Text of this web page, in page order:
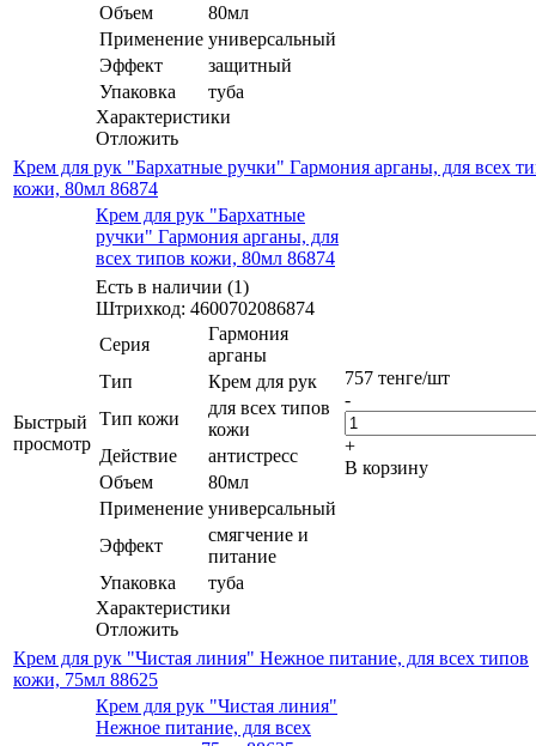
Объем
80мл
Применение универсальный
Эффект
защитный
Упаковка
туба
Характеристики
Отложить
Крем для рук "Бархатные ручки" Гармония арганы, для всех
кожи, 80мл 86874
Быстрый
просмотр
Крем для рук "Бархатные
ручки" Гармония арганы, для
всех типов кожи, 80мл 86874
Есть в наличии (1)
Штрихкод: 4600702086874
Серия
Гармония
арганы
Тип
Крем для рук
Тип кожи
для всех типов
кожи
Действие
антистресс
Объем
80мл
Применение универсальный
Эффект
смягчение и
питание
Упаковка
туба
Характеристики
Отложить
757 тенге/шт
-
+
В корзину
Крем для рук "Чистая линия" Нежное питание, для всех типов
кожи, 75мл 88625
Крем для рук "Чистая линия"
Нежное питание, для всех